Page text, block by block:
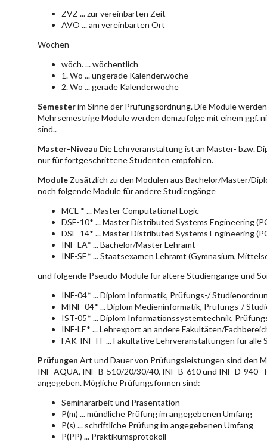
ZVZ ... zur vereinbarten Zeit
AVO ... am vereinbarten Ort
Wochen
wöch. ... wöchentlich
1. Wo ... ungerade Kalenderwoche
2. Wo ... gerade Kalenderwoche
Semesterim Sinne der Prüfungsordnung. Die Module
Mehrsemestrige Module werden demzufolge mit einem ggf.
sind..
Master-Niveau Die Lehrveranstaltung ist an Master- bzw.
nur für fortgeschrittene Studenten empfohlen.
Module Zusätzlich zu den Modulen aus Bachelor/Master/
noch folgende Module für andere Studiengänge
MCL-* ... Master Computational Logic
DSE-10* ... Master Distributed Systems Engineering
DSE-14* ... Master Distributed Systems Engineering
INF-LA* ... Bachelor/Master Lehramt
INF-SE* ... Staatsexamen Lehramt (Gymnasium,
und folgende Pseudo-Module für ältere Studiengänge und
INF-04* ... Diplom Informatik, Prüfungs-/
MINF-04* ... Diplom Medieninformatik, Prüfungs-/
IST-05* ... Diplom Informationssystemtechnik,
INF-LE* ... Lehrexport an andere Fakultäten/
FAK-INF-FF ... Fakultative Lehrveranstaltungen für
Prüfungen Art und Dauer von Prüfungsleistungen sind den
INF-AQUA, INF-B-510/20/30/40, INF-B-610 und INF-D-940
angegeben. Mögliche Prüfungsformen sind:
Seminararbeit und Präsentation
P(m) ... mündliche Prüfung im angegebenen Umfang
P(s) ... schriftliche Prüfung im angegebenen Umfang
P(PP) ... Praktikumsprotokoll